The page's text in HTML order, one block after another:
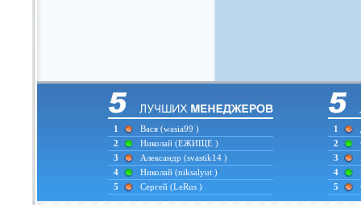
1 Вася (wasia99 )
2
Николай (ЕЖИЩЕ )
3
Александр (svastik14 )
4
Николай (niksalyut )
5
Сергей (LeRus )
1
2
3
4
5